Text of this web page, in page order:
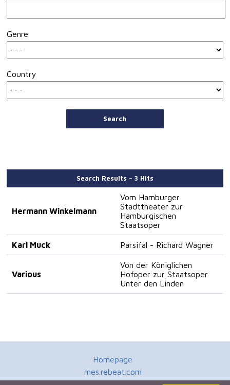
Genre
Country
Search
Search Results – 3 Hits
Hermann Winkelmann
Vom Hamburger
Stadttheater zur
Hamburgischen
Staatsoper
Karl Muck Parsifal - Richard Wagner
Various
Von der Königlichen
Hofoper zur Staatsoper
Unter den Linden
Homepage
mes.rebeat.com